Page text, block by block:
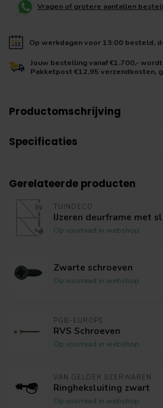
Vragen of grotere aantallen
Op werkdagen voor 13:00 besteld,
Jouw bestelling vanaf €1.700,-
Pakketpost €12,95 verzendkosten,
Productomschrijving
Specificaties
Gerelateerde producten
TUINDECO
IJzeren deurframe met
Op voorraad in webshop
Zwarte schroeven
Op voorraad in webshop
PGB-EUROPE
RVS Schroeven
Op voorraad in webshop
VAN GELDER IJZERWAREN
Ringheksluiting zwart
Op voorraad in webshop